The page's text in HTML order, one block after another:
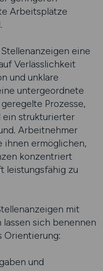
Arbeitsplätze
eine
Verlässlichkeit
und unklare
untergeordnete
Prozesse,
ein strukturierter
Arbeitnehmer
ihnen ermöglichen,
konzentriert
leistungsfähig zu
mit
sich benennen
Orientierung:
und